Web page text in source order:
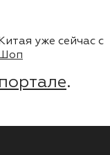
уже сейчас с
.